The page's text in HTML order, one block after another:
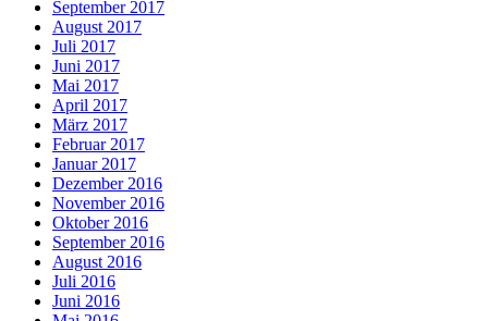
September 2017
August 2017
Juli 2017
Juni 2017
Mai 2017
April 2017
März 2017
Februar 2017
Januar 2017
Dezember 2016
November 2016
Oktober 2016
September 2016
August 2016
Juli 2016
Juni 2016